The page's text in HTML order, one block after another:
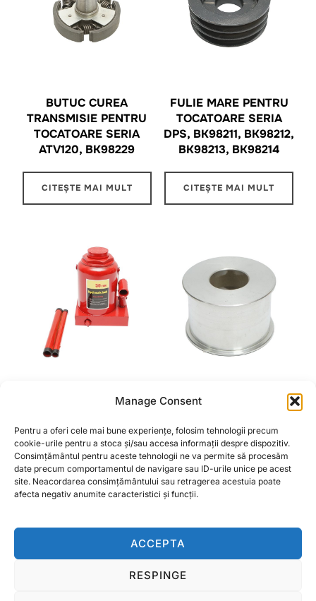
Manage Consent
Pentru a oferi cele mai bune experiențe, folosim tehnologii precum
cookie-urile pentru a stoca și/sau accesa informații despre dispozitiv.
Consimțământul pentru aceste tehnologii ne va permite să procesăm
date precum comportamentul de navigare sau ID-urile unice pe acest
site. Neacordarea consimțământului sau retragerea acestuia poate
afecta negativ anumite caracteristici și funcții.
ACCEPTA
RESPINGE
BUTUC CUREA
TRANSMISIE PENTRU
TOCATOARE SERIA
ATV120, BK98229
CITEȘTE MAI MULT
FULIE MARE PENTRU
TOCATOARE SERIA
DPS, BK98211, BK98212,
BK98213, BK98214
CITEȘTE MAI MULT
CRIC HIDRAULIC 50
450,00lei
ADAUGĂ ÎN COȘ
ROLA INTINZATOARE
CUREA PENTRU
TOCATOARE SERIA
ATV120, BK98229
CITEȘTE MAI MULT